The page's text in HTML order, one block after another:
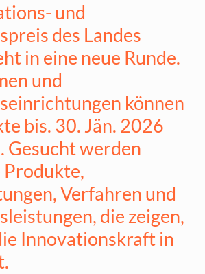
und
des Landes
in eine neue Runde.
und
können
bis. 30. Jän. 2026
Gesucht werden
Verfahren und
die zeigen,
Innovationskraft in